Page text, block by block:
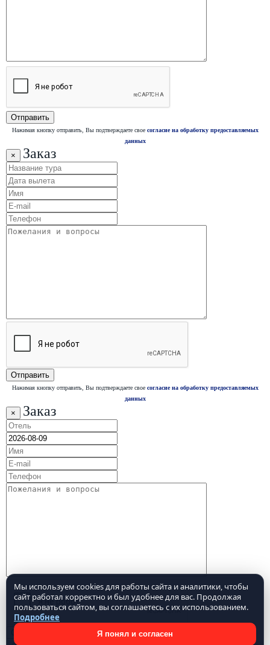
Мы используем cookies для работы сайта и аналитики, чтобы
сайт работал корректно и был удобнее для вас. Продолжая
пользоваться сайтом, вы соглашаетесь с их использованием.
Подробнее
Я понял и согласен
Нажимая кнопку отправить, Вы подтверждаете свое согласие на обработку предоставляемых
данных
× Заказ
Нажимая кнопку отправить, Вы подтверждаете свое согласие на обработку предоставляемых
данных
× Заказ